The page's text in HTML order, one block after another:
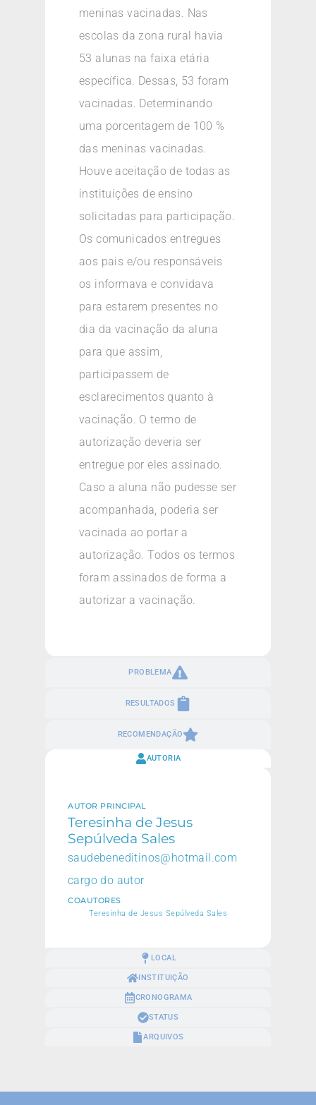
PROBLEMA
RESULTADOS
RECOMENDAÇÃO
meninas vacinadas. Nas
escolas da zona rural havia
53 alunas na faixa etária
específica. Dessas, 53 foram
vacinadas. Determinando
uma porcentagem de 100 %
das meninas vacinadas.
Houve aceitação de todas as
instituições de ensino
solicitadas para participação.
Os comunicados entregues
aos pais e/ou responsáveis
os informava e convidava
para estarem presentes no
dia da vacinação da aluna
para que assim,
participassem de
esclarecimentos quanto à
vacinação. O termo de
autorização deveria ser
entregue por eles assinado.
Caso a aluna não pudesse ser
acompanhada, poderia ser
vacinada ao portar a
autorização. Todos os termos
foram assinados de forma a
autorizar a vacinação.
AUTORIA
LOCAL
INSTITUIÇÃO
CRONOGRAMA
STATUS
ARQUIVOS
AUTOR PRINCIPAL
Teresinha de Jesus
Sepúlveda Sales
saudebeneditinos@hotmail.com
cargo do autor
COAUTORES
Teresinha de Jesus Sepúlveda Sales